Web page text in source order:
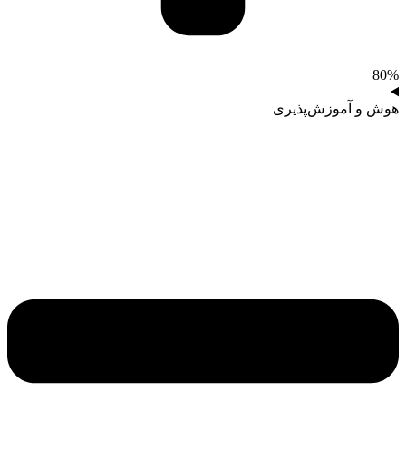
80%
هوش و آموزش‌پذیری